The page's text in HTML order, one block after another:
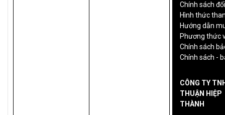
Chính sách
Hình thức
Hướng dẫn
Phương thức
Chính sách
Chính sách -
CÔNG TY
THUẬN HIỆP
THÀNH